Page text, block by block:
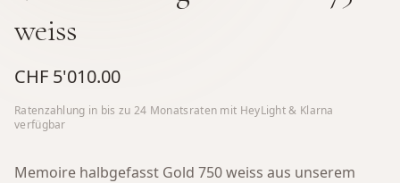
weiss
CHF 5'010.00
Ratenzahlung in bis zu 24 Monatsraten mit HeyLight & Klarna
verfügbar
Memoire halbgefasst Gold 750 weiss aus unserem